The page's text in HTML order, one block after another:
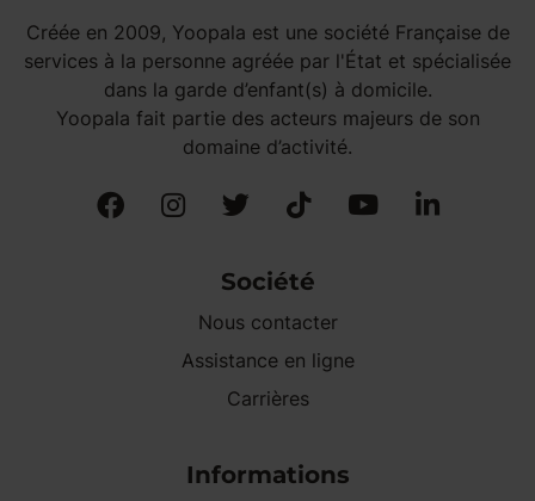
Créée en 2009, Yoopala est une société Française de
services à la personne agréée par l'État et spécialisée
dans la garde d’enfant(s) à domicile.
Yoopala fait partie des acteurs majeurs de son
domaine d’activité.
Société
Nous contacter
Assistance en ligne
Carrières
Informations